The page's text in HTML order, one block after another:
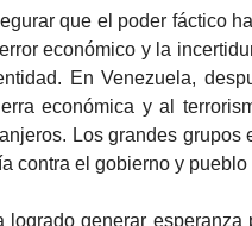
que el poder fáctico
económico y la
En Venezuela,
económica y al
Los grandes
contra el gobierno y pueblo
logrado generar